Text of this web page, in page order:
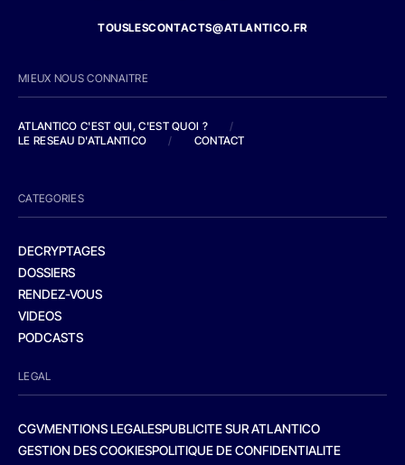
TOUSLESCONTACTS@ATLANTICO.FR
MIEUX NOUS CONNAITRE
ATLANTICO C'EST QUI, C'EST QUOI ?
/
LE RESEAU D'ATLANTICO
/ CONTACT
CATEGORIES
DECRYPTAGES
DOSSIERS
RENDEZ-VOUS
VIDEOS
PODCASTS
LEGAL
CGVMENTIONS LEGALESPUBLICITE SUR ATLANTICO
GESTION DES COOKIESPOLITIQUE DE CONFIDENTIALITE